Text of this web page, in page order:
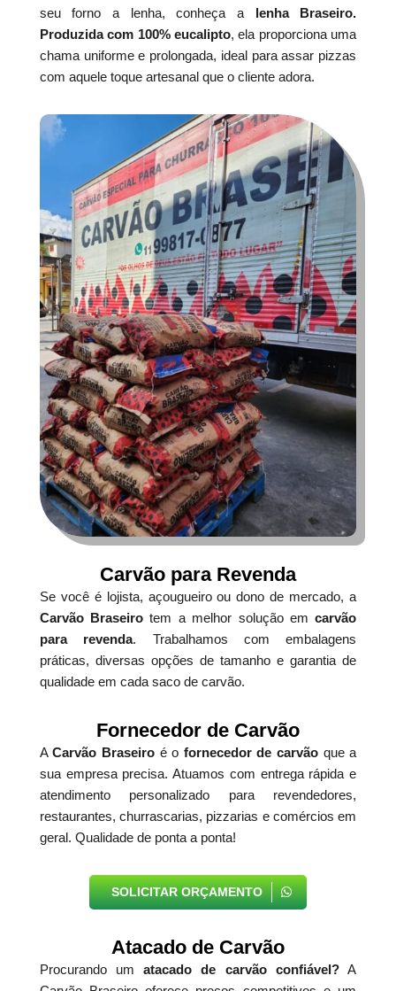
seu forno a lenha, conheça a lenha Braseiro.
Produzida com 100% eucalipto, ela proporciona uma
chama uniforme e prolongada, ideal para assar pizzas
com aquele toque artesanal que o cliente adora.
Carvão para Revenda
Se você é lojista, açougueiro ou dono de mercado, a
Carvão Braseiro tem a melhor solução emcarvão
para revenda. Trabalhamos com embalagens
práticas, diversas opções de tamanho e garantia de
qualidade em cada saco de carvão.
Fornecedor de Carvão
ACarvão Braseiro é o fornecedor de carvão que a
sua empresa precisa. Atuamos com entrega rápida e
atendimento personalizado para revendedores,
restaurantes, churrascarias, pizzarias e comércios em
geral. Qualidade de ponta a ponta!
SOLICITAR ORÇAMENTO
Atacado de Carvão
Procurando umatacado de carvão confiável?A